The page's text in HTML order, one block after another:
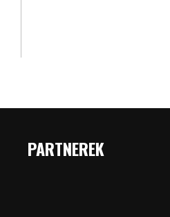
PARTNEREK